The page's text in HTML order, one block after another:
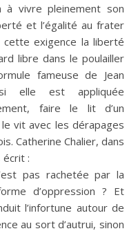
vivre pleinement son
et l’égalité au frater
cette exigence la liberté
libre dans le poulailler
fameuse de Jean
elle est appliquée
faire le lit d’un
vit avec les dérapages
Catherine Chalier, dans
écrit :
pas rachetée par la
d’oppression ? Et
l’infortune autour de
au sort d’autrui, sinon